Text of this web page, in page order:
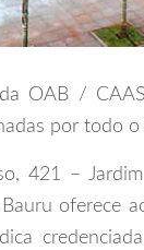
OAB /
por todo o
421 –
oferece